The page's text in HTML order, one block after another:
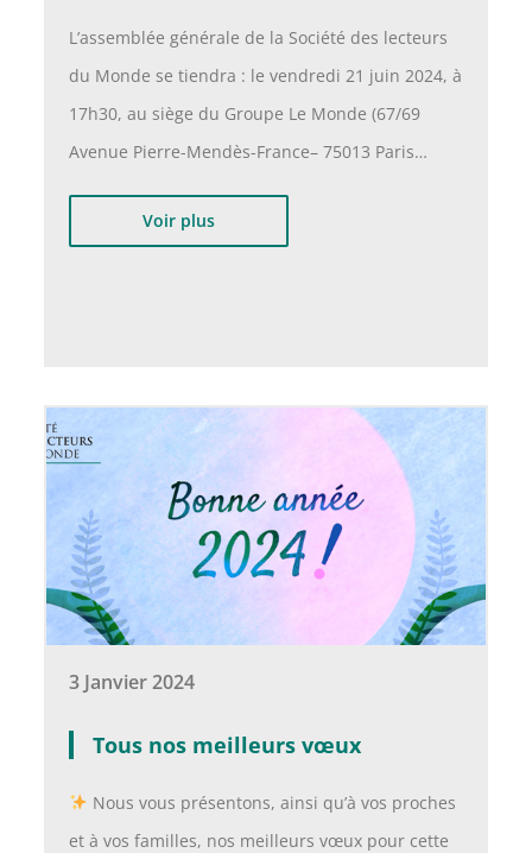
L’assemblée générale de la Société des lecteurs
du Monde se tiendra : le vendredi 21 juin 2024, à
17h30, au siège du Groupe Le Monde (67/69
Avenue Pierre-Mendès-France– 75013 Paris…
Voir plus
3 Janvier 2024
Tous nos meilleurs vœux
Nous vous présentons, ainsi qu’à vos proches
et à vos familles, nos meilleurs vœux pour cette